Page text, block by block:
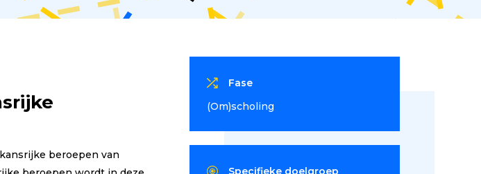
beroepen van
Fase
(Om)scholing
Specifieke doelgroep